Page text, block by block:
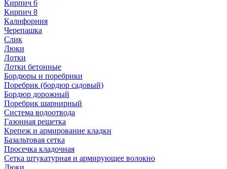
Кирпич 6
Кирпич 8
Калифорния
Черепашка
Слик
Люки
Лотки
Лотки бетонные
Бордюры и поребрики
Поребрик (бордюр садовый)
Бордюр дорожный
Поребрик шарнирный
Система водоотвода
Газонная решетка
Крепеж и армирование кладки
Базальтовая сетка
Просечка кладочная
Сетка штукатурная и армирующее волокно
Люки